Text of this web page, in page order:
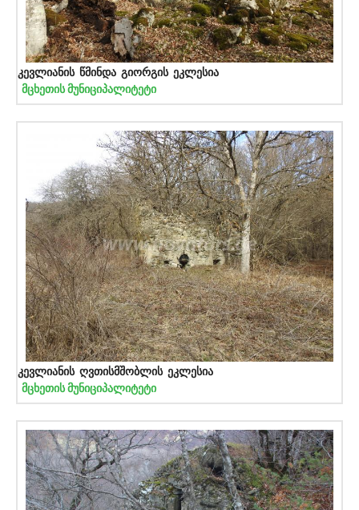
კევლიანის წმინდა გიორგის ეკლესია
მცხეთის მუნიციპალიტეტი
კევლიანის ღვთისმშობლის ეკლესია
მცხეთის მუნიციპალიტეტი